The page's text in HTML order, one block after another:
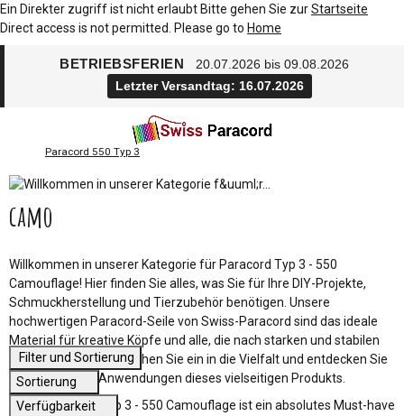
Ein Direkter zugriff ist nicht erlaubt Bitte gehen Sie zurStartseite
Direct access is not permitted. Please go to Home
BETRIEBSFERIEN
20.07.2026 bis 09.08.2026
Letzter Versandtag: 16.07.2026
Paracord 550 Typ 3
camo
Willkommen in unserer Kategorie für Paracord Typ 3 - 550
Camouflage! Hier finden Sie alles, was Sie für Ihre DIY-Projekte,
Schmuckherstellung und Tierzubehör benötigen. Unsere
hochwertigen Paracord-Seile von Swiss-Paracord sind das ideale
Material für kreative Köpfe und alle, die nach starken und stabilen
Schnüren suchen. Tauchen Sie ein in die Vielfalt und entdecken Sie
die zahlreichen Anwendungen dieses vielseitigen Produkts.
Unser Paracord Typ 3 - 550 Camouflage ist ein absolutes Must-have
Filter und Sortierung
Sortierung
Verfügbarkeit